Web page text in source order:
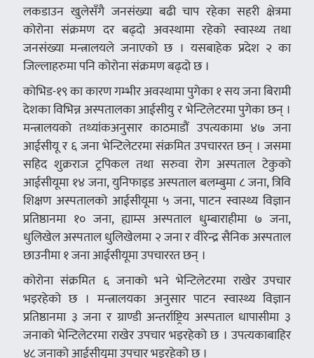
लकडाउन खुलेसँगै जनसंख्या बढी चाप रहेका सहरी क्षेत्रमा
कोरोना संक्रमण दर बढ्दो अवस्थामा रहेको स्वास्थ्य तथा
जनसंख्या मन्त्रालयले जनाएको छ । यसबाहेक प्रदेश २ का
जिल्लाहरुमा पनि कोरोना संक्रमण बढ्दो छ ।
कोभिड-१९ का कारण गम्भीर अवस्थामा पुगेका १ सय जना बिरामी
देशका विभिन्न अस्पतालका आईसीयु र भेन्टिलेटरमा पुगेका छन् ।
मन्त्रालयकाे तथ्यांकअनुसार काठमाडौं उपत्यकामा ४७ जना
आईसीयू र ६ जना भेन्टिलेटरमा संक्रमित उपचाररत छन् । जसमा
सहिद शुक्रराज ट्रपिकल तथा सरुवा रोग अस्पताल टेकुको
आईसीयूमा १४ जना, युनिफाइड अस्पताल बलम्बुमा ८ जना, त्रिवि
शिक्षण अस्पतालको आईसीयूमा ५ जना, पाटन स्वास्थ्य विज्ञान
प्रतिष्ठानमा १० जना, ह्याम्स अस्पताल धुम्बाराहीमा ७ जना,
धुलिखेल अस्पताल धुलिखेलमा २ जना र वीरेन्द्र सैनिक अस्पताल
छाउनीमा १ जना आईसीयूमा उपचाररत छन् ।
कोरोना संक्रमित ६ जनाको भने भेन्टिलेटरमा राखेर उपचार
भइरहेको छ । मन्त्रालयका अनुसार पाटन स्वास्थ्य विज्ञान
प्रतिष्ठानमा ३ जना र ग्राण्डी अन्तर्राष्ट्रिय अस्पताल धापासीमा ३
जनाको भेन्टिलेटरमा राखेर उपचार भइरहेको छ । उपत्यकाबाहिर
४८ जनाको आईसीयूमा उपचार भइरहेको छ ।